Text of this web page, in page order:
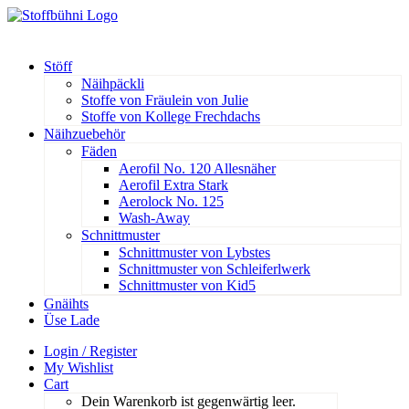
Stöff
Näihpäckli
Stoffe von Fräulein von Julie
Stoffe von Kollege Frechdachs
Näihzuebehör
Fäden
Aerofil No. 120 Allesnäher
Aerofil Extra Stark
Aerolock No. 125
Wash-Away
Schnittmuster
Schnittmuster von Lybstes
Schnittmuster von Schleiferlwerk
Schnittmuster von Kid5
Gnäihts
Üse Lade
Login / Register
My Wishlist
Cart
Dein Warenkorb ist gegenwärtig leer.